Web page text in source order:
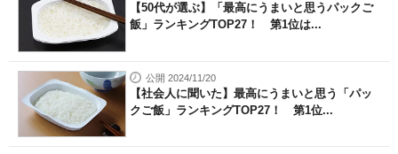
【50代が選ぶ】「最高にうまいと思うパックご
飯」ランキングTOP27！ 第1位は...
公開 2024/11/20
【社会人に聞いた】最高にうまいと思う「パッ
クご飯」ランキングTOP27！ 第1位...